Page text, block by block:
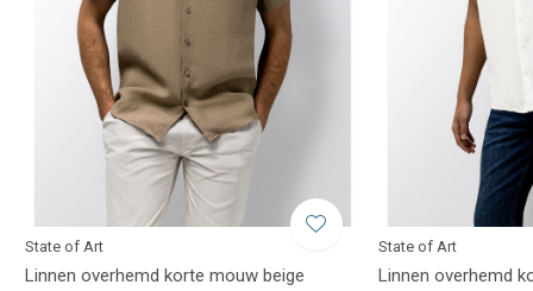
State of Art
Linnen overhemd korte mouw beige
State of Art
Linnen overhemd